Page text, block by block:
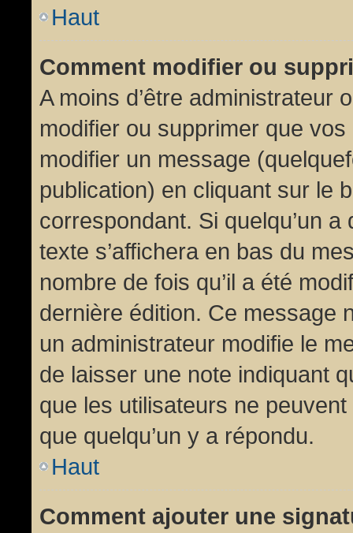
Haut
Comment modifier ou
A moins d’être administrateur
modifier ou supprimer que
modifier un message
publication) en cliquant sur le
correspondant. Si quelqu’un
texte s’affichera en bas du
nombre de fois qu’il a été
dernière édition. Ce message
un administrateur modifie le
de laisser une note indiquant
que les utilisateurs ne
que quelqu’un y a répondu.
Haut
Comment ajouter une